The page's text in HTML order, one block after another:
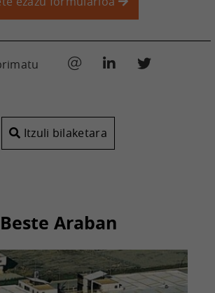
Itzuli bilaketara
Beste Araban